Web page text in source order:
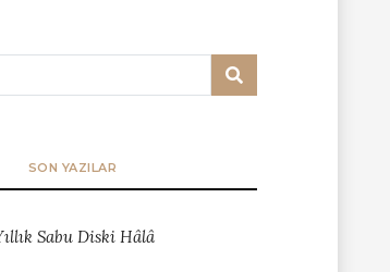
SON YAZILAR
Sabu Diski Hâlâ